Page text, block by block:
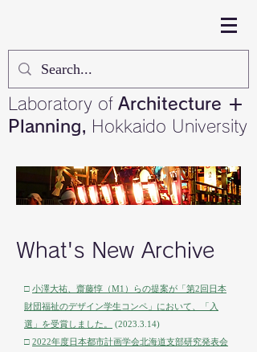
Laboratory of Architecture ＋
Planning, Hokkaido University
What's New Archive
□ 小澤大祐、齋藤惇（M1）らの提案が「第2回日本
財団福祉のデザイン学生コンペ」において、「入
選」を受賞しました。
(2023.3.14)
□ 2022年度日本都市計画学会北海道支部研究発表会